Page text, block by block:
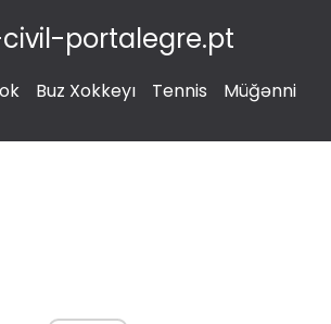
portalegre.pt
Buz Xokkeyı Tennis Müğənni